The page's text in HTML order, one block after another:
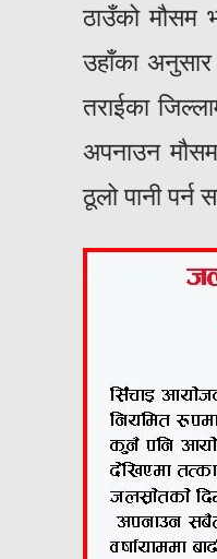
ठाउँको मौसम
उहाँका
तराईका
अपनाउन
ठूलो पानी पर्न